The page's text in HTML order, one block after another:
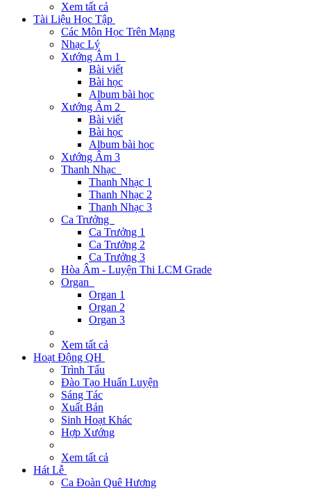
Xem tất cả
Tài Liệu Học Tập
Các Môn Học Trên Mạng
Nhạc Lý
Xướng Âm 1
Bài viết
Bài học
Album bài học
Xướng Âm 2
Bài viết
Bài học
Album bài học
Xướng Âm 3
Thanh Nhạc
Thanh Nhạc 1
Thanh Nhạc 2
Thanh Nhạc 3
Ca Trưởng
Ca Trưởng 1
Ca Trưởng 2
Ca Trưởng 3
Hòa Âm - Luyện Thi LCM Grade
Organ
Organ 1
Organ 2
Organ 3
Xem tất cả
Hoạt Động QH
Trình Tấu
Đào Tạo Huấn Luyện
Sáng Tác
Xuất Bản
Sinh Hoạt Khác
Hợp Xướng
Xem tất cả
Hát Lễ
Ca Đoàn Quê Hương